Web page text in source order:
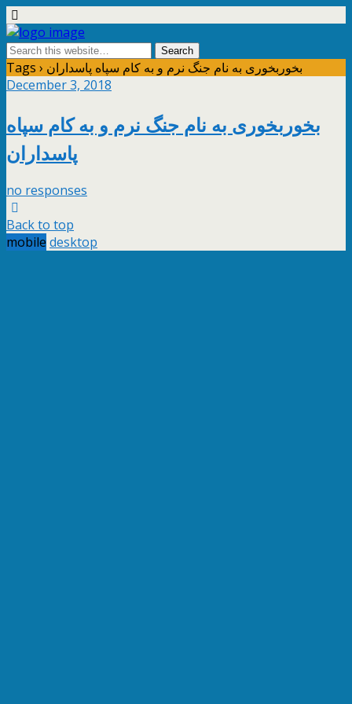
Tags › بخوربخوری به نام جنگ نرم و به کام سپاه پاسداران
December 3, 2018
بخوربخوری به نام جنگ نرم و به کام سپاه
پاسداران
no responses
Back to top
mobile desktop